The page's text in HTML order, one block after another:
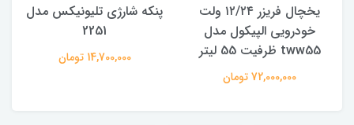
یخچال فریزر ۱۲/۲۴ ولت
خودرویی الپیکول مدل
tww55 ظرفیت 55 لیتر
72,000,000 تومان
پنکه شارژی تلیونیکس مدل
2251
14,700,000 تومان